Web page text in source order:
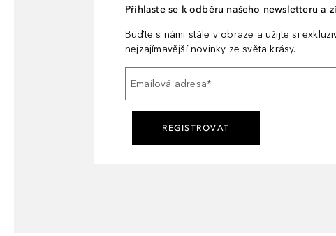
Přihlaste se k odběru našeho newsletteru a
Buďte s námi stále v obraze a užijte si
nejzajímavější novinky ze světa krásy.
Emailová adresa*
REGISTROVAT